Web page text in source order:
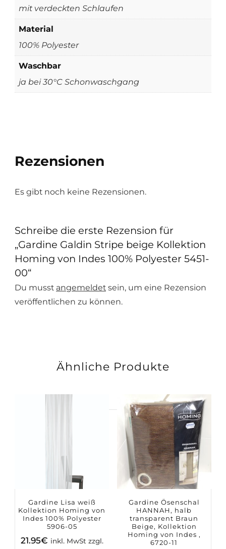
mit verdeckten Schlaufen
Material
100% Polyester
Waschbar
ja bei 30°C Schonwaschgang
Rezensionen
Es gibt noch keine Rezensionen.
Schreibe die erste Rezension für
„Gardine Galdin Stripe beige Kollektion
Homing von Indes 100% Polyester 5451-
00“
Du musst angemeldet sein, um eine Rezension
veröffentlichen zu können.
Ähnliche Produkte
Gardine Lisa weiß
Kollektion Homing von
Indes 100% Polyester
5906-05
21.95€ inkl. MwSt zzgl.
Gardine Ösenschal
HANNAH, halb
transparent Braun
Beige, Kollektion
Homing von Indes ,
6720-11
Suchen
nach: